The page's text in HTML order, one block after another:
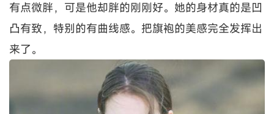
有点微胖，可是他却胖的刚刚好。她的身材真的是凹
凸有致，特别的有曲线感。把旗袍的美感完全发挥出
来了。